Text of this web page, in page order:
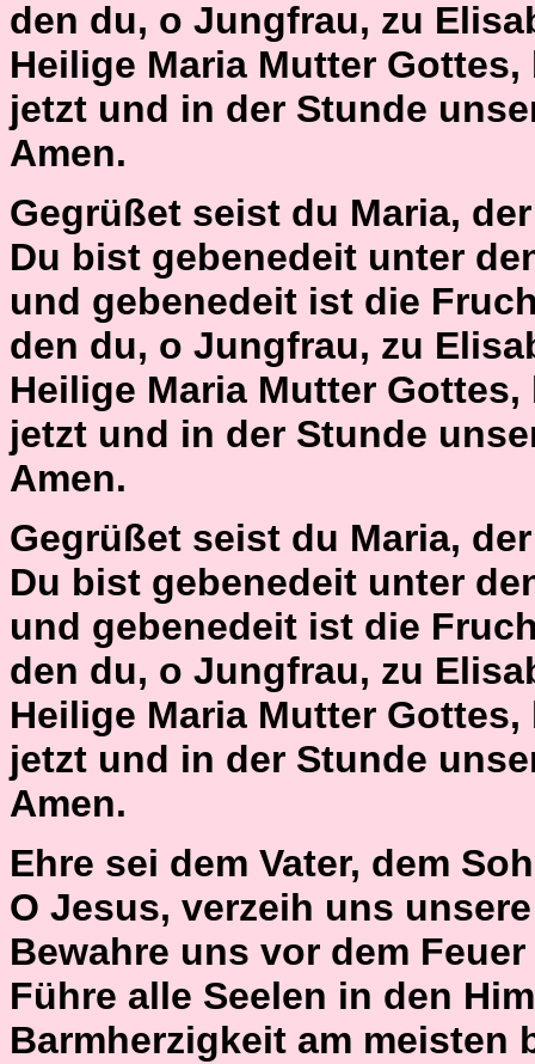
den du, o Jungfrau, zu
Heilige Maria Mutter
jetzt und in der Stunde
Amen.
Gegrüßet seist du Maria,
Du bist gebenedeit unter
und gebenedeit ist die
den du, o Jungfrau, zu
Heilige Maria Mutter
jetzt und in der Stunde
Amen.
Gegrüßet seist du Maria,
Du bist gebenedeit unter
und gebenedeit ist die
den du, o Jungfrau, zu
Heilige Maria Mutter
jetzt und in der Stunde
Amen.
Ehre sei dem Vater, dem
O Jesus, verzeih uns
Bewahre uns vor dem
Führe alle Seelen in den
Barmherzigkeit am meisten